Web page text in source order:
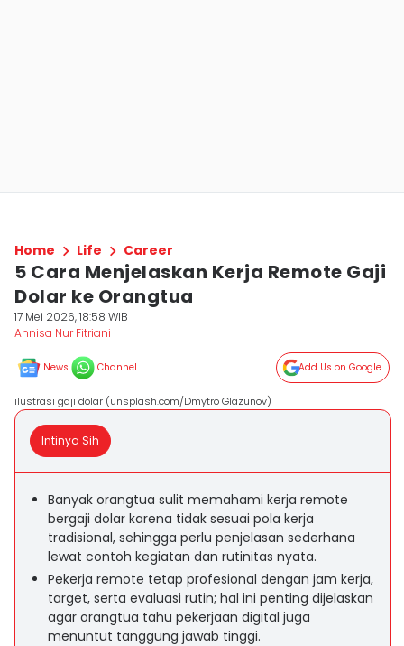
Home Life Career
5 Cara Menjelaskan Kerja Remote Gaji
Dolar ke Orangtua
17 Mei 2026, 18:58 WIB
Annisa Nur Fitriani
News Channel Add Us on Google
ilustrasi gaji dolar (unsplash.com/Dmytro Glazunov)
Intinya Sih
Banyak orangtua sulit memahami kerja remote
bergaji dolar karena tidak sesuai pola kerja
tradisional, sehingga perlu penjelasan sederhana
lewat contoh kegiatan dan rutinitas nyata.
Pekerja remote tetap profesional dengan jam kerja,
target, serta evaluasi rutin; hal ini penting dijelaskan
agar orangtua tahu pekerjaan digital juga
menuntut tanggung jawab tinggi.